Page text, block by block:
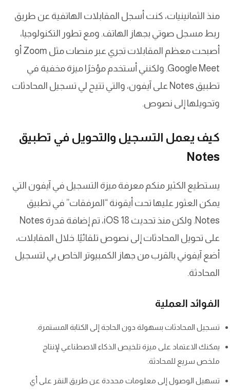
منذ الثمانينيات، كنت أسجل المقابلات الهاتفية عن طريق
ربط مسجل صوتي بجهاز الهاتف. ومع تطور التكنولوجيا،
أصبحت معظم المقابلات تجري عبر منصات مثل Zoom أو
Google Meet. ولكنني أستخدم مؤخرًا ميزة مخفية في
تطبيق Notes على آيفون، والتي تتيح لي تسجيل المحادثات
وتحويلها إلى نصوص.
كيف يعمل التسجيل والتحويل في تطبيق
Notes
يستطيع الكثير منكم معرفة ميزة التسجيل في آيفون التي
يمكن العثور عليها تحت أيقونة “المرفقات” في تطبيق
Notes. ولكن منذ تحديث iOS 18، تم إضافة قدرة Notes
على تحويل المحادثات إلى نصوص تلقائيًا. خلال المقابلات،
أضع آيفوني بالقرب من جهاز الكمبيوتر الخاص بي لتسجيل
المحادثة.
الفوائد العملية
تسجيل المحادثات بسهولة دون الحاجة إلى الكتابة المستمرة.
يمكنك الاعتماد على ميزة تلخيص الذكاء الاصطناعي لإنتاج
ملخص سريع للمحادثة.
تسهيل الوصول إلى معلومات محددة عن طريق النقر على أي